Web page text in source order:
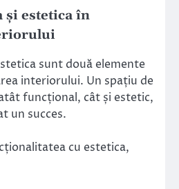
și estetica în
sunt două elemente
interiorului. Un spațiu de
funcțional, cât și estetic,
un succes.
cu estetica,